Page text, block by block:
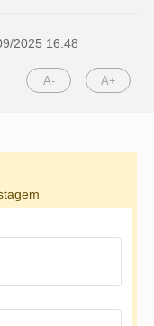
2025 16:48
A- A+